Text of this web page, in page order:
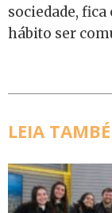
sociedade,
hábito ser
LEIA